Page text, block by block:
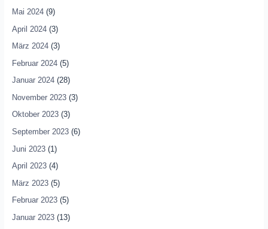
Mai 2024(9)
April 2024(3)
März 2024(3)
Februar 2024(5)
Januar 2024(28)
November 2023(3)
Oktober 2023(3)
September 2023(6)
Juni 2023(1)
April 2023(4)
März 2023(5)
Februar 2023(5)
Januar 2023(13)